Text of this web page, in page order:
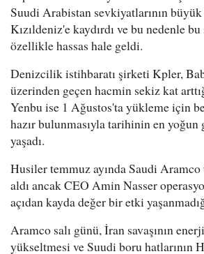
Suudi Arabistan sevkiyatlarının
Kızıldeniz'e kaydırdı ve bu nedenle
özellikle hassas hale geldi.
Denizcilik istihbaratı şirketi Kpler,
üzerinden geçen hacmin sekiz kat
Yenbu ise 1 Ağustos'ta yükleme için
hazır bulunmasıyla tarihinin en
yaşadı.
Husiler temmuz ayında Saudi
aldı ancak CEO Amin Nasser
açıdan kayda değer bir etki
Aramco salı günü, İran savaşının
yükseltmesi ve Suudi boru hatlarının